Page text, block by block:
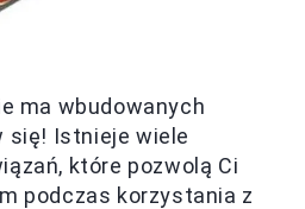
ma wbudowanych
się! Istnieje wiele
które pozwolą Ci
podczas korzystania z